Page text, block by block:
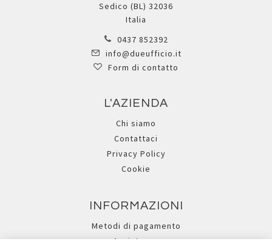
Sedico (BL) 32036
Italia
0437 852392
info@dueufficio.it
Form di contatto
L'AZIENDA
Chi siamo
Contattaci
Privacy Policy
Cookie
INFORMAZIONI
Metodi di pagamento
Assistenza